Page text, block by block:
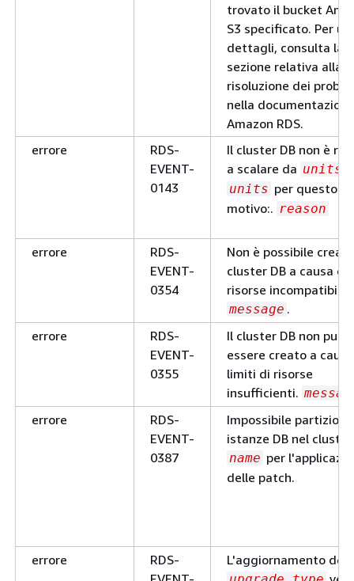
trovato il bucket
S3 specificato. Per
dettagli, consulta la
sezione relativa alla
risoluzione dei
nella
Amazon RDS.
errore
RDS-
EVENT-
0143
Il cluster DB non è
a scalare da units
units per questo
motivo:. reason
errore
RDS-
EVENT-
0354
Non è possibile
cluster DB a causa di
risorse incompatibili.
message .
errore
RDS-
EVENT-
0355
Il cluster DB non può
essere creato a
limiti di risorse
insufficienti.
errore
RDS-
EVENT-
0387
Impossibile
istanze DB nel cluster
name per
delle patch.
errore
RDS-
L'aggiornamento